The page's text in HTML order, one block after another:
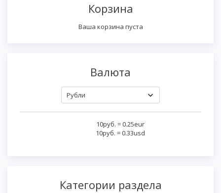
Корзина
Ваша корзина пуста
Валюта
10руб. =0.25eur
10руб. =0.33usd
Категории раздела